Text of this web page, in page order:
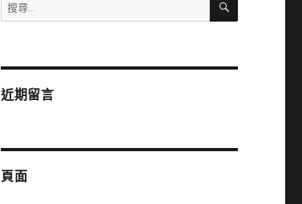
尋
字:
近期留言
頁面